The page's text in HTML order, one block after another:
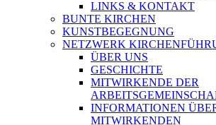
LINKS & KONTAKT
BUNTE KIRCHEN
KUNSTBEGEGNUNG
NETZWERK
ÜBER UNS
GESCHICHTE
MITWIRKENDE DER
INFORMATIONEN
MITWIRKENDEN